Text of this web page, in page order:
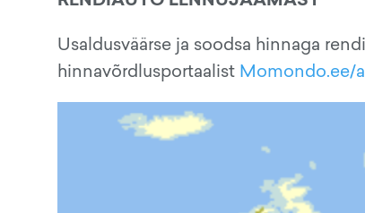
Usaldusväärse ja soodsa hinnaga
hinnavõrdlusportaalist Momondo.ee/